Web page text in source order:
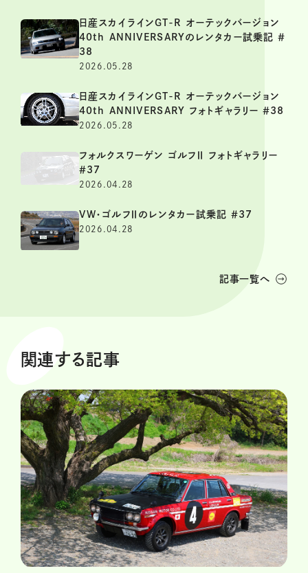
日産スカイラインGT-R オーテックバージョン
40th ANNIVERSARYのレンタカー試乗記 ＃
38
2026.05.28
日産スカイラインGT-R オーテックバージョン
40th ANNIVERSARY フォトギャラリー ＃38
2026.05.28
フォルクスワーゲン ゴルフⅡ フォトギャラリー
＃37
2026.04.28
VW・ゴルフⅡのレンタカー試乗記 ＃37
2026.04.28
記事一覧へ
関連する記事